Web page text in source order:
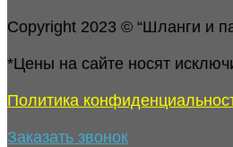
Copyright 2023 © “Шланги и
*Цены на сайте носят
Политика
Заказать звонок